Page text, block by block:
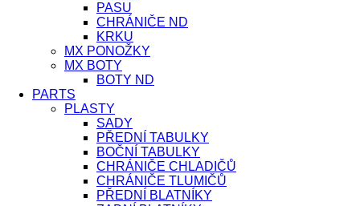
PASU
CHRÁNIČE ND
KRKU
MX PONOŽKY
MX BOTY
BOTY ND
PARTS
PLASTY
SADY
PŘEDNÍ TABULKY
BOČNÍ TABULKY
CHRÁNIČE CHLADIČŮ
CHRÁNIČE TLUMIČŮ
PŘEDNÍ BLATNÍKY